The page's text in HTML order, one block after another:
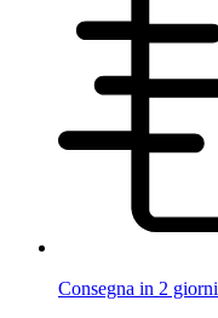
Consegna in 2 giorni